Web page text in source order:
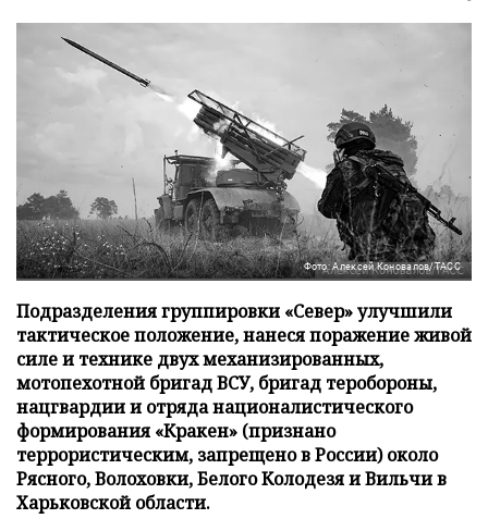
Фото: Алексей Коновалов/ТАСС
Подразделения группировки «Север» улучшили
тактическое положение, нанеся поражение живой
силе и технике двух механизированных,
мотопехотной бригад ВСУ, бригад теробороны,
нацгвардии и отряда националистического
формирования «Кракен» (признано
террористическим, запрещено в России) около
Рясного, Волоховки, Белого Колодезя и Вильчи в
Харьковской области.